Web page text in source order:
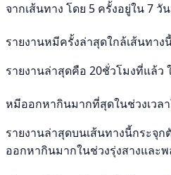
จากเส้นทาง โดย 5 ครั้งอยู่ใน 7 วั
รายงานหมีครั้งล่าสุดใกล้เส้นทาง
รายงานล่าสุดคือ 20ชั่วโมงที่แล้ว
หมีออกหากินมากที่สุดในช่วงเวล
รายงานล่าสุดบนเส้นทางนี้กระจุ
ออกหากินมากในช่วงรุ่งสางและ